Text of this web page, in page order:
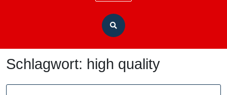
Schlagwort: high quality